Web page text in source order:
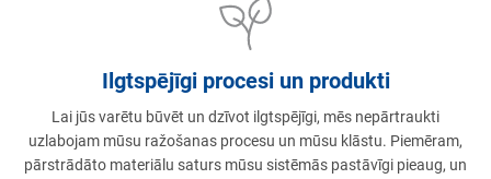
Ilgtspējīgi procesi un produkti
Lai jūs varētu būvēt un dzīvot ilgtspējīgi, mēs nepārtraukti
uzlabojam mūsu ražošanas procesu un mūsu klāstu. Piemēram,
pārstrādāto materiālu saturs mūsu sistēmās pastāvīgi pieaug, un